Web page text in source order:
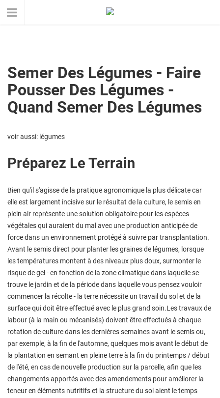
Semer Des Légumes - Faire
Pousser Des Légumes -
Quand Semer Des Légumes
voir aussi: légumes
Préparez Le Terrain
Bien qu'il s'agisse de la pratique agronomique la plus délicate car
elle est largement incisive sur le résultat de la culture, le semis en
plein air représente une solution obligatoire pour les espèces
végétales qui auraient du mal avec une production anticipée de
force dans un environnement protégé à suivre par transplantation.
Avant le semis direct pour planter les graines de légumes, lorsque
les températures montent à des niveaux plus doux, surmonter le
risque de gel - en fonction de la zone climatique dans laquelle se
trouve le jardin et de la période dans laquelle vous pensez vouloir
commencer la récolte - la terre nécessite un travail du sol et de la
surface qui doit être effectué avec le plus grand soin.Les travaux de
labour (à la main ou mécanisés) doivent être effectués à chaque
rotation de culture dans les dernières semaines avant le semis ou,
par exemple, à la fin de l'automne, quelques mois avant le début de
la plantation en semant en pleine terre à la fin du printemps / début
de l'été, en cas de nouvelle production sur la parcelle, afin que les
changements apportés avec des amendements pour améliorer la
teneur en éléments nutritifs et la structure du sol aient le temps